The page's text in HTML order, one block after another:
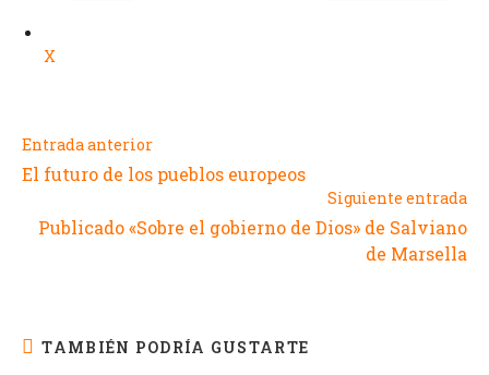
X
Entrada anterior
El futuro de los pueblos europeos
Siguiente entrada
Publicado «Sobre el gobierno de Dios» de Salviano
de Marsella
TAMBIÉN PODRÍA GUSTARTE